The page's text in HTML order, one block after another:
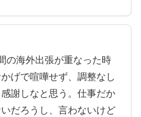
の海外出張が重なった時
げで喧嘩せず、調整なし
謝しなと思う。仕事だか
だろうし、言わないけど